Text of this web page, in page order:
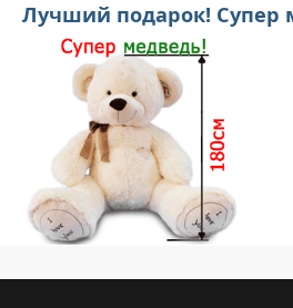
Лучший подарок! Супер